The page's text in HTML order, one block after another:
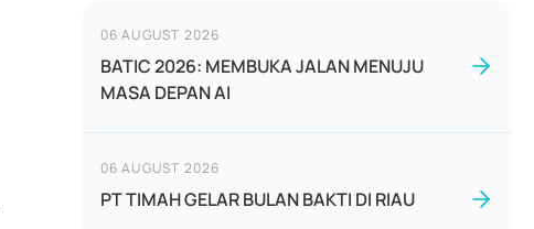
06 AUGUST 2026
BATIC 2026: MEMBUKA JALAN MENUJU
MASA DEPAN AI
06 AUGUST 2026
PT TIMAH GELAR BULAN BAKTI DI RIAU